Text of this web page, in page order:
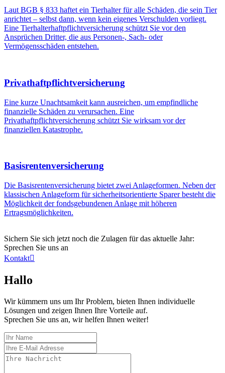
Laut BGB § 833 haftet ein Tierhalter für alle Schäden, die sein Tier
anrichtet – selbst dann, wenn kein eigenes Verschulden vorliegt.
Eine Tierhalterhaftpflichtversicherung schützt Sie vor den
Ansprüchen Dritter, die aus Personen-, Sach- oder
Vermögensschäden entstehen.
Privathaftpflichtversicherung
Eine kurze Unachtsamkeit kann ausreichen, um empfindliche
finanzielle Schäden zu verursachen. Eine
Privathaftpflichtversicherung schützt Sie wirksam vor der
finanziellen Katastrophe.
Basisrentenversicherung
Die Basisrentenversicherung bietet zwei Anlageformen. Neben der
klassischen Anlageform für sicherheitsorientierte Sparer besteht die
Möglichkeit der fondsgebundenen Anlage mit höheren
Ertragsmöglichkeiten.
Sichern Sie sich jetzt noch die Zulagen für das aktuelle Jahr:
Sprechen Sie uns an
Kontakt
Hallo
Wir kümmern uns um Ihr Problem, bieten Ihnen individuelle
Lösungen und zeigen Ihnen Ihre Vorteile auf.
Sprechen Sie uns an, wir helfen Ihnen weiter!